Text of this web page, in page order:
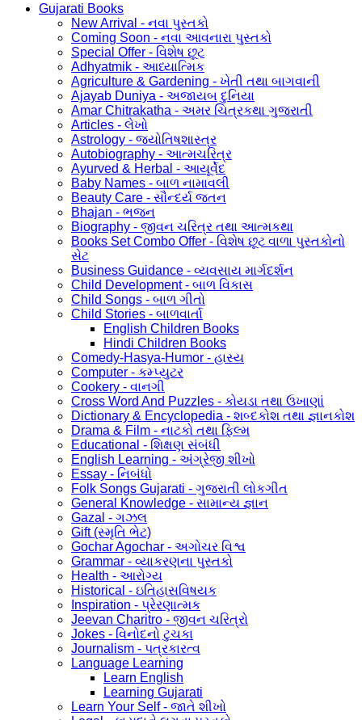
Gujarati Books
New Arrival - નવા પુસ્તકો
Coming Soon - નવા આવનારા પુસ્તકો
Special Offer - વિશેષ છૂટ
Adhyatmik - આધ્યાત્મિક
Agriculture & Gardening - ખેતી તથા બાગવાની
Ajayab Duniya - અજાયબ દુનિયા
Amar Chitrakatha - અમર ચિત્રકથા ગુજરાતી
Articles - લેખો
Astrology - જ્યોતિષશાસ્ત્ર
Autobiography - આત્મચરિત્ર
Ayurved & Herbal - આયૂર્વેદ
Baby Names - બાળ નામાવલી
Beauty Care - સૌન્દર્ય જતન
Bhajan - ભજન
Biography - જીવન ચરિત્ર તથા આત્મકથા
Books Set Combo Offer - વિશેષ છૂટ વાળા પુસ્તકોનો
સેટ
Business Guidance - વ્યવસાય માર્ગદર્શન
Child Development - બાળ વિકાસ
Child Songs - બાળ ગીતો
Child Stories - બાળવાર્તા
English Children Books
Hindi Children Books
Comedy-Hasya-Humor - હાસ્ય
Computer - કમ્પ્યુટર
Cookery - વાનગી
Cross Word And Puzzles - કોયડા તથા ઉખાણાં
Dictionary & Encyclopedia - શબ્દકોશ તથા જ્ઞાનકોશ
Drama & Film - નાટકો તથા ફિલ્મ
Educational - શિક્ષણ સંબંધી
English Learning - અંગ્રેજી શીખો
Essay - નિબંધો
Folk Songs Gujarati - ગુજરાતી લોકગીત
General Knowledge - સામાન્ય જ્ઞાન
Gazal - ગઝલ
Gift (સ્મૃતિ ભેટ)
Gochar Agochar - અગોચર વિશ્વ
Grammar - વ્યાકરણના પુસ્તકો
Health - આરોગ્ય
Historical - ઇતિહાસવિષયક
Inspiration - પ્રેરણાત્મક
Jeevan Charitro - જીવન ચરિત્રો
Jokes - વિનોદનો ટુચકા
Journalism - પત્રકારત્વ
Language Learning
Learn English
Learning Gujarati
Learn Your Self - જાતે શીખો